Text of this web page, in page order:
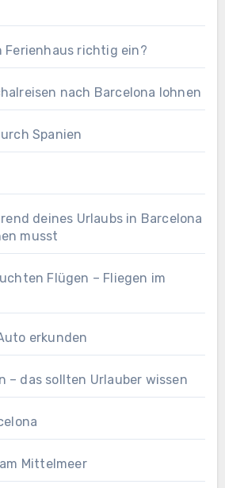
Ferienhaus richtig ein?
nach Barcelona lohnen
Spanien
deines Urlaubs in Barcelona
musst
Flügen – Fliegen im
erkunden
– das sollten Urlauber wissen
Mittelmeer